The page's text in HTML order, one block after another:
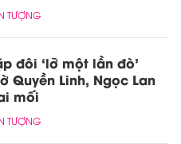
TƯỢNG
đôi ‘lỡ một lần đò’
Quyền Linh, Ngọc Lan
mối
TƯỢNG